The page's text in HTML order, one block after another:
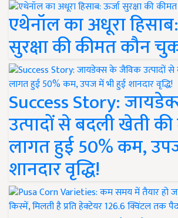
एथेनॉल का अधूरा
सुरक्षा की कीमत कौन
Success Story:
उत्पादों से बदली खेती की
लागत हुई 50% कम,
शानदार वृद्धि!